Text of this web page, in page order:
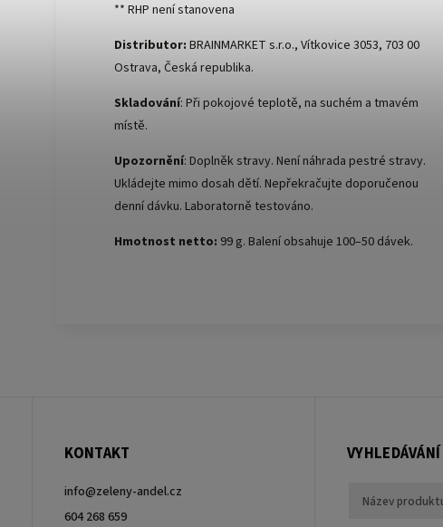
** RHP není stanovena
Distributor: BRAINMARKET s.r.o., Vítkovice 3053, 703 00
Ostrava, Česká republika.
Skladování: Při pokojové teplotě, na suchém a tmavém
místě.
Upozornění: Doplněk stravy. Není náhrada pestré stravy.
Ukládejte mimo dosah dětí. Nepřekračujte doporučenou
denní dávku. Laboratorně testováno.
Hmotnost netto: 99 g. Balení obsahuje 100–50 dávek.
KONTAKT
info@zeleny-andel.cz
604 268 659
VYHLEDÁVÁNÍ